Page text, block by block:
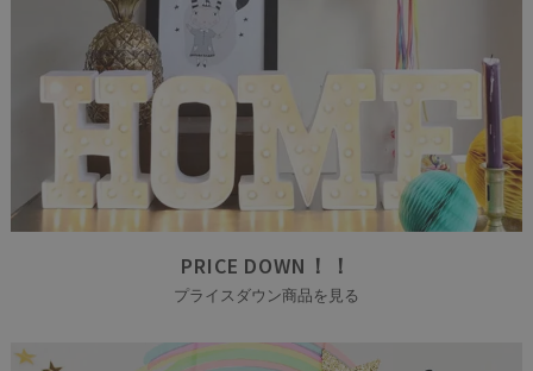
PRICE DOWN！！
プライスダウン商品を見る